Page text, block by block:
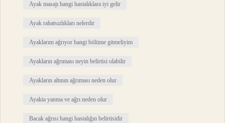
Ayak masajı hangi hastalıklara iyi gelir
Ayak rahatsızlıkları nelerdir
Ayaklarım ağrıyor hangi bölüme gitmeliyim
Ayakların ağrıması neyin belirtisi olabilir
Ayakların altının ağrıması neden olur
Ayakta yanma ve ağrı neden olur
Bacak ağrısı hangi hastalığın belirtisidir